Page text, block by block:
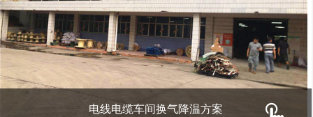
电线电缆车间换气降温方案